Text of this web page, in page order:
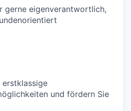
gerne eigenverantwortlich,
erstklassige
und fördern Sie